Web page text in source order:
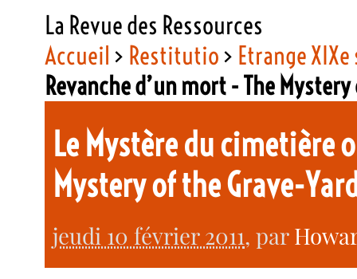
La Revue des Ressources
Accueil > Restitutio> Etrange
Revanche d’un mort - The
Le Mystère du cimetière
Mystery of the Grave-
jeudi 10 février 2011, par